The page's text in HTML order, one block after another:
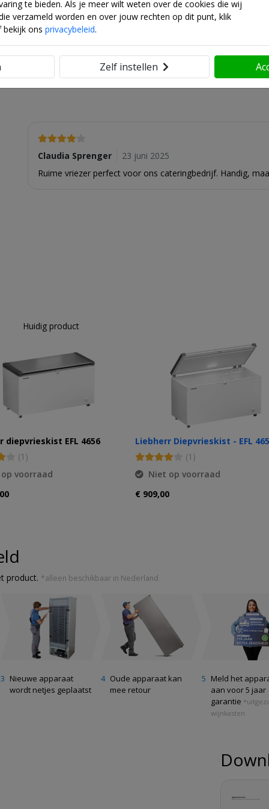
altijd.
Claudia Sprenger
23 juni 2025
Ruime vriezer perfect voor ons cateringbedrijf. Handig,
Huidig product
diepvrieskist EFL 4656
Liebherr Diepvrieskist - EFL
(1)
(1)
voorraad
Niet op voorraad
€ 909,00
product. *alleen beschikbaar in Nederland
Nieuwe apparaat
wordt netjes geplaatst
Oude apparaat kan
mee retour
Meld het
aan voor 5 jaar
garantie
wijnkasten
te bieden. Als je meer wilt weten over de cookies die wij
verzameld worden en over jouw rechten op dit punt, klik
ons privacybeleid.
Zelf instellen